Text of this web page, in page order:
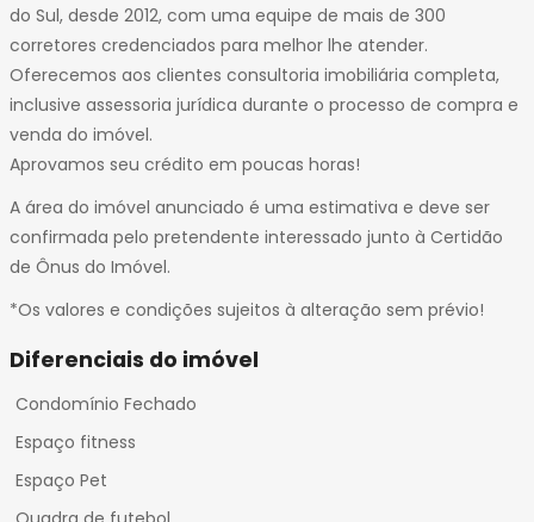
do Sul, desde 2012, com uma equipe de mais de 300
corretores credenciados para melhor lhe atender.
Oferecemos aos clientes consultoria imobiliária completa,
inclusive assessoria jurídica durante o processo de compra e
venda do imóvel.
Aprovamos seu crédito em poucas horas!
A área do imóvel anunciado é uma estimativa e deve ser
confirmada pelo pretendente interessado junto à Certidão
de Ônus do Imóvel.
*Os valores e condições sujeitos à alteração sem prévio!
Diferenciais do imóvel
Condomínio Fechado
Espaço fitness
Espaço Pet